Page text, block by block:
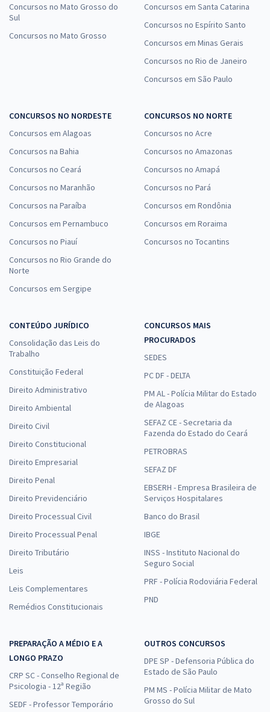
Concursos no Mato Grosso do
Sul
Concursos no Mato Grosso
Concursos em Santa Catarina
Concursos no Espírito Santo
Concursos em Minas Gerais
Concursos no Rio de Janeiro
Concursos em São Paulo
CONCURSOS NO NORDESTE
Concursos em Alagoas
Concursos na Bahia
Concursos no Ceará
Concursos no Maranhão
Concursos na Paraíba
Concursos em Pernambuco
Concursos no Piauí
Concursos no Rio Grande do
Norte
Concursos em Sergipe
CONCURSOS NO NORTE
Concursos no Acre
Concursos no Amazonas
Concursos no Amapá
Concursos no Pará
Concursos em Rondônia
Concursos em Roraima
Concursos no Tocantins
CONTEÚDO JURÍDICO
Consolidação das Leis do
Trabalho
Constituição Federal
Direito Administrativo
Direito Ambiental
Direito Civil
Direito Constitucional
Direito Empresarial
Direito Penal
Direito Previdenciário
Direito Processual Civil
Direito Processual Penal
Direito Tributário
Leis
Leis Complementares
Remédios Constitucionais
CONCURSOS MAIS
PROCURADOS
SEDES
PC DF - DELTA
PM AL - Polícia Militar do Estado
de Alagoas
SEFAZ CE - Secretaria da
Fazenda do Estado do Ceará
PETROBRAS
SEFAZ DF
EBSERH - Empresa Brasileira de
Serviços Hospitalares
Banco do Brasil
IBGE
INSS - Instituto Nacional do
Seguro Social
PRF - Polícia Rodoviária Federal
PND
PREPARAÇÃO A MÉDIO E A
LONGO PRAZO
CRP SC - Conselho Regional de
Psicologia - 12ª Região
SEDF - Professor Temporário
OUTROS CONCURSOS
DPE SP - Defensoria Pública do
Estado de São Paulo
PM MS - Polícia Militar de Mato
Grosso do Sul